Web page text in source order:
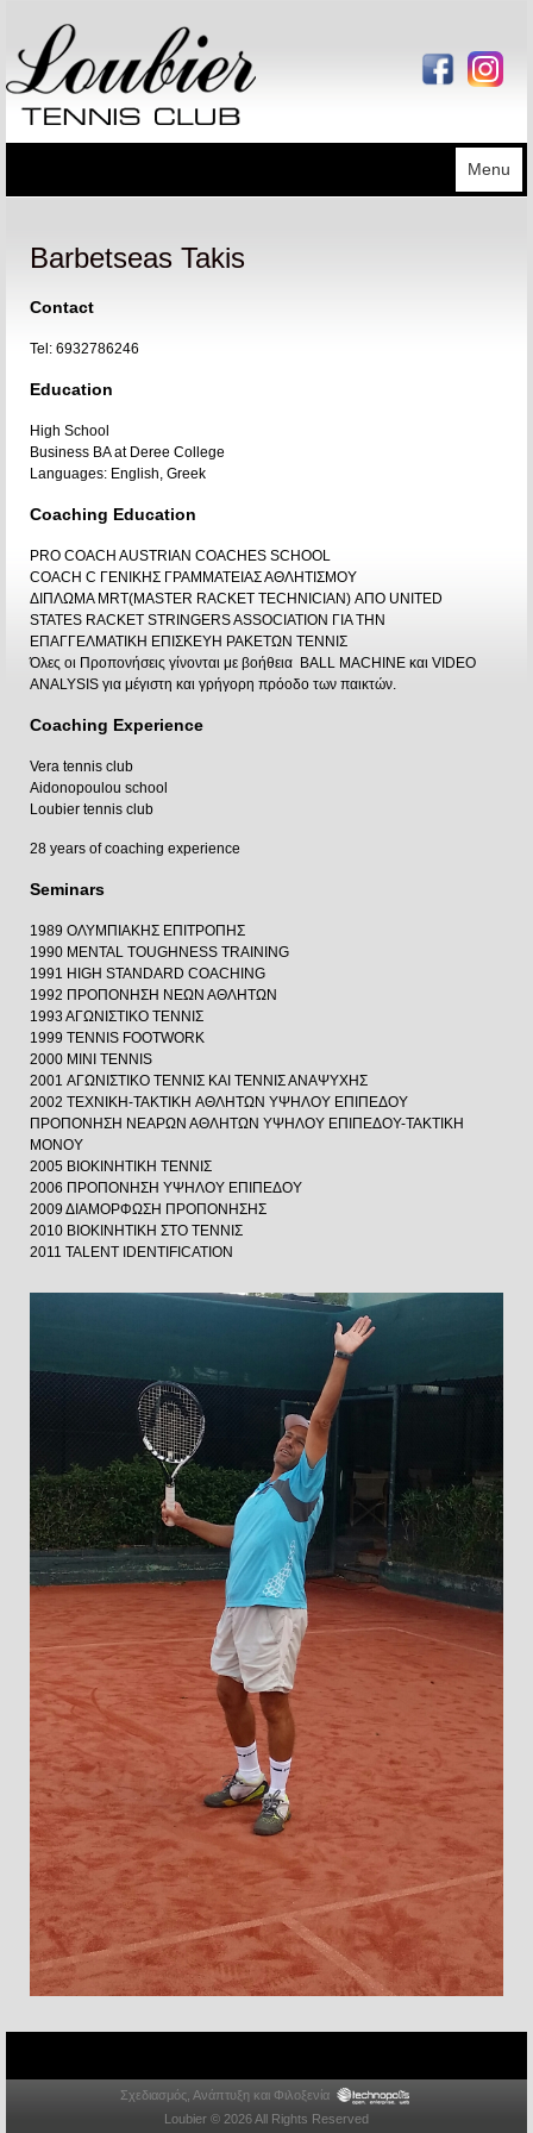
Loubier
Menu
Barbetseas Takis
Contact
Tel: 6932786246
Education
High School
Business BA at Deree College
Languages: English, Greek
Coaching Education
PRO COACH AUSTRIAN COACHES SCHOOL
COACH C ΓΕΝΙΚΗΣ ΓΡΑΜΜΑΤΕΙΑΣ ΑΘΛΗΤΙΣΜΟΥ
ΔΙΠΛΩΜΑ ΜRT(ΜΑSTER RACKET TECHNICIAN) ΑΠΟ UNITED
STATES RACKET STRINGERS ASSOCIATION ΓΙΑ ΤΗΝ
ΕΠΑΓΓΕΛΜΑΤΙΚΗ ΕΠΙΣΚΕΥΗ ΡΑΚΕΤΩΝ ΤΕΝΝΙΣ
Όλες οι Προπονήσεις γίνονται με βοήθεια BALL MACHINE και VIDEO
ANALYSIS για μέγιστη και γρήγορη πρόοδο των παικτών.
Coaching Experience
Vera tennis club
Aidonopoulou school
Loubier tennis club
28 years of coaching experience
Seminars
1989 ΟΛΥΜΠΙΑΚΗΣ ΕΠΙΤΡΟΠΗΣ
1990 MENTAL TOUGHNESS TRAINING
1991 HIGH STANDARD COACHING
1992 ΠΡΟΠΟΝΗΣΗ ΝΕΩΝ ΑΘΛΗΤΩΝ
1993 ΑΓΩΝΙΣΤΙΚΟ ΤΕΝΝΙΣ
1999 ΤΕΝΝΙS FOOTWORK
2000 MINI TENNIS
2001 ΑΓΩΝΙΣΤΙΚΟ ΤΕΝΝΙΣ ΚΑΙ ΤΕΝΝΙΣ ΑΝΑΨΥΧΗΣ
2002 TEXNIKH-TAKTIKH ΑΘΛΗΤΩΝ ΥΨΗΛΟΥ ΕΠΙΠΕΔΟΥ
ΠΡΟΠΟΝΗΣΗ ΝΕΑΡΩΝ ΑΘΛΗΤΩΝ ΥΨΗΛΟΥ ΕΠΙΠΕΔΟΥ-ΤΑΚΤΙΚΗ
ΜΟΝΟΥ
2005 ΒΙΟΚΙΝΗΤΙΚΗ ΤΕΝΝΙΣ
2006 ΠΡΟΠΟΝΗΣΗ ΥΨΗΛΟΥ ΕΠΙΠΕΔΟΥ
2009 ΔΙΑΜΟΡΦΩΣΗ ΠΡΟΠΟΝΗΣΗΣ
2010 ΒΙΟΚΙΝΗΤΙΚΗ ΣΤΟ ΤΕΝΝΙΣ
2011 TALENT IDENTIFICATION
Σχεδιασμός, Ανάπτυξη και Φιλοξενία
Loubier © 2026 All Rights Reserved